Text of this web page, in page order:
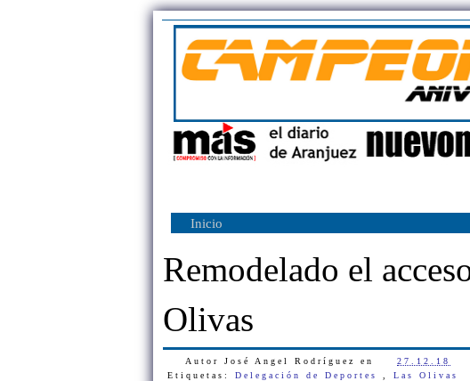
Inicio
Remodelado el
Olivas
Autor José Angel Rodríguez en 27.12.18
Etiquetas: Delegación de Deportes Las Olivas